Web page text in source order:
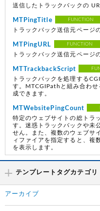
送信したトラックバックの
MTPingTitle FUNCTION
トラックバック送信元ページ
MTPingURL FUNCTION
トラックバック送信元ページ
MTTrackbackScript
トラックバックを処理する
す。MTCGIPathと組み合わ
成できます。
MTWebsitePingCount
特定のウェブサイトの総トラ
す。迷惑トラックバックや未
せん。また、複数のウェブサ
ィファイアを指定すると、複
を表示します。
テンプレートタグカテゴリ
アーカイブ